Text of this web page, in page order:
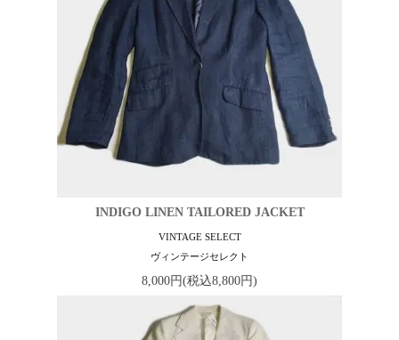
INDIGO LINEN TAILORED JACKET
VINTAGE SELECT
ヴィンテージセレクト
8,000円(税込8,800円)